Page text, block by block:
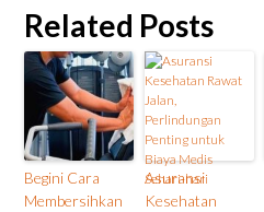
Related Posts
Begini Cara
Membersihkan
Asuransi
Kesehatan